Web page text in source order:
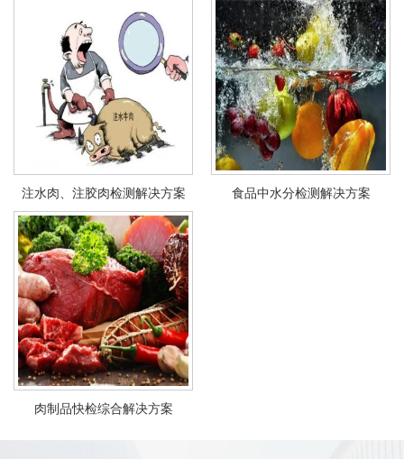
注水肉、注胶肉检测解决方案 食品中水分检测解决方案
肉制品快检综合解决方案